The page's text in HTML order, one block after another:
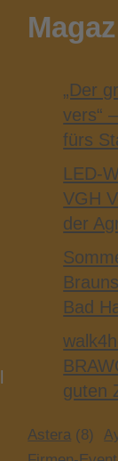
„Der
vers“
fürs
LED-​
VGH
der
Bad
guten
Astera (8)